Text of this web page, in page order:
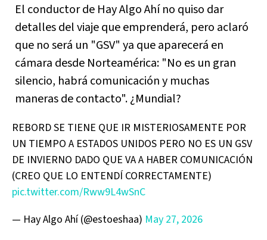
El conductor de Hay Algo Ahí no quiso dar
detalles del viaje que emprenderá, pero aclaró
que no será un "GSV" ya que aparecerá en
cámara desde Norteamérica: "No es un gran
silencio, habrá comunicación y muchas
maneras de contacto". ¿Mundial?
REBORD SE TIENE QUE IR MISTERIOSAMENTE POR
UN TIEMPO A ESTADOS UNIDOS PERO NO ES UN GSV
DE INVIERNO DADO QUE VA A HABER COMUNICACIÓN
(CREO QUE LO ENTENDÍ CORRECTAMENTE)
pic.twitter.com/Rww9L4wSnC
— Hay Algo Ahí (@estoeshaa) May 27, 2026